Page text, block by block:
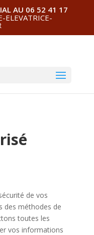
AU 06 52 41 17
ELEVATRICE-
de vos
des méthodes de
toutes les
vos informations